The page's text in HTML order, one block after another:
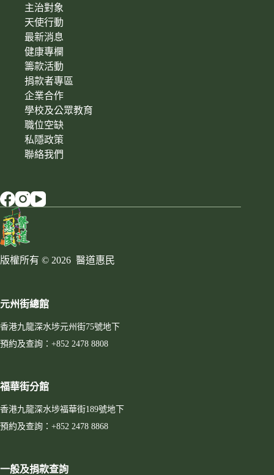
主治對象
天使行動
最新消息
健康專欄
籌款活動
捐款者專區
企業合作
學校及公眾教育
職位空缺
私隱政策
聯絡我們
版權所有 © 2026 醫道惠民
元州街總館
香港九龍深水埗元州街75號地下
預約及查詢：+852 2478 8808
福華街分館
香港九龍深水埗福華街189號地下
預約及查詢：+852 2478 8868
一般及捐款查詢